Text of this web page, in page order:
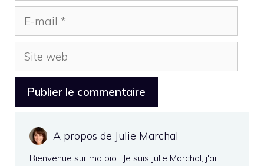
mail
Site
web
A propos de Julie Marchal
Bienvenue sur ma bio ! Je suis Julie Marchal, j'ai